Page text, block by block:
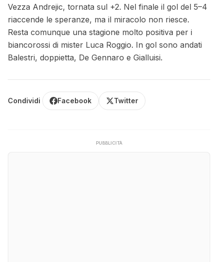
Vezza Andrejic, tornata sul +2. Nel finale il gol del 5–4
riaccende le speranze, ma il miracolo non riesce.
Resta comunque una stagione molto positiva per i
biancorossi di mister Luca Roggio. In gol sono andati
Balestri, doppietta, De Gennaro e Gialluisi.
Condividi Facebook Twitter
PUBBLICITÀ